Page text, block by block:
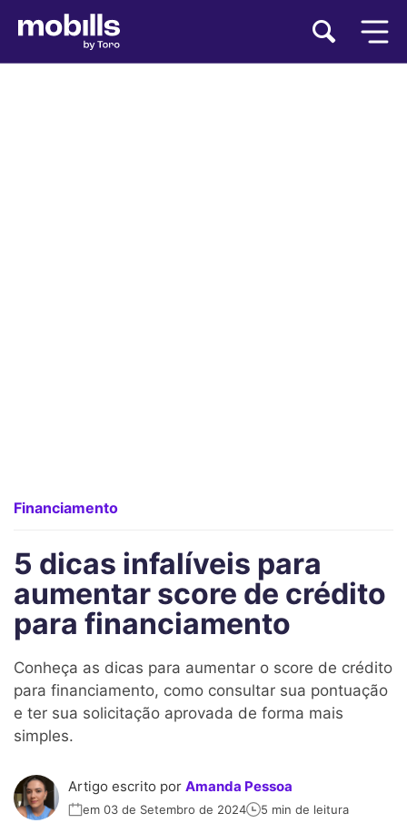
Financiamento
5 dicas infalíveis para
aumentar score de crédito
para financiamento
Conheça as dicas para aumentar o score de crédito
para financiamento, como consultar sua pontuação
e ter sua solicitação aprovada de forma mais
simples.
Artigo escrito por Amanda Pessoa
em 03 de Setembro de 2024 5 min de leitura